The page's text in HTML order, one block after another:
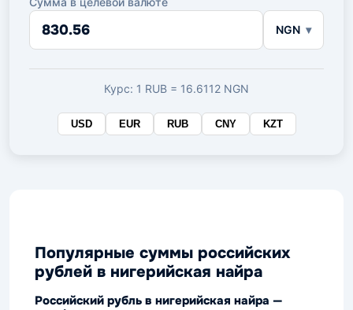
Сумма
целевой
валюте
NGN
Курс: 1 RUB = 16.6112 NGN
USD EUR RUB CNY KZT
Популярные суммы российских
рублей в нигерийская найра
Российский рубль в нигерийская найра —